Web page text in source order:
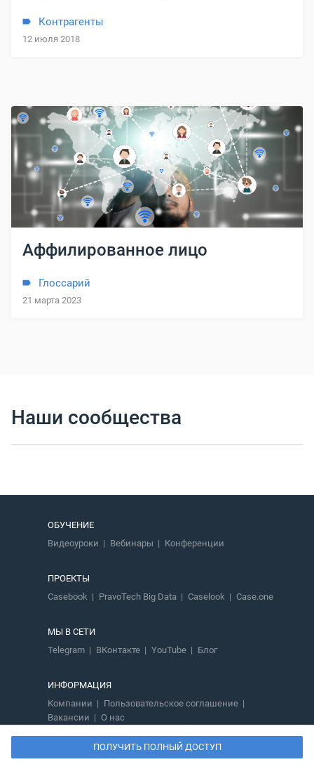
ПОЛУЧИТЬ ПОЛНЫЙ ДОСТУП
Контрагенты
12 июля 2018
Аффилированное лицо
Глоссарий
21 марта 2023
Наши сообщества
ОБУЧЕНИЕ
Видеоуроки
Вебинары Конференции
ПРОЕКТЫ
Casebook
PravoTech Big Data Caselook Case.one
МЫ В СЕТИ
Telegram
ВКонтакте YouTube Блог
ИНФОРМАЦИЯ
Компании
Пользовательское соглашение
Вакансии
О нас